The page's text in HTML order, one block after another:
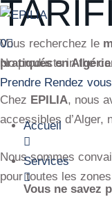
0
No products in the
Prendre Rendez vous
Accueil
Services
Vous ne savez
Vous recherchez le
pratiqués en Algérie
Chez EPILIA, nous
accessibles d’Alger,
Nous sommes
pour toutes les